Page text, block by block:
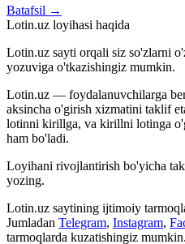
Batafsil →
Lotin.uz loyihasi haqida
Lotin.uz sayti orqali siz so'zlarni
yozuviga o'tkazishingiz mumkin.
Lotin.uz — foydalanuvchilarga
aksincha o'girish xizmatini taklif
lotinni kirillga, va kirillni lotinga
ham bo'ladi.
Loyihani rivojlantirish bo'yicha
yozing.
Lotin.uz saytining ijtimoiy
Jumladan Telegram, Instagram,
tarmoqlarda kuzatishingiz mumkin.